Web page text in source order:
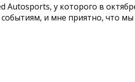
Autosports, у которого в
и мне приятно, что